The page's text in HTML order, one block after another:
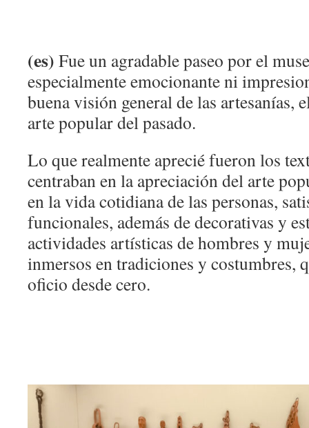
(es) Fue un agradable paseo por el
especialmente emocionante ni
buena visión general de las artesanías,
arte popular del pasado.
Lo que realmente aprecié fueron los
centraban en la apreciación del arte
en la vida cotidiana de las personas,
funcionales, además de decorativas y
actividades artísticas de hombres y
inmersos en tradiciones y costumbres,
oficio desde cero.